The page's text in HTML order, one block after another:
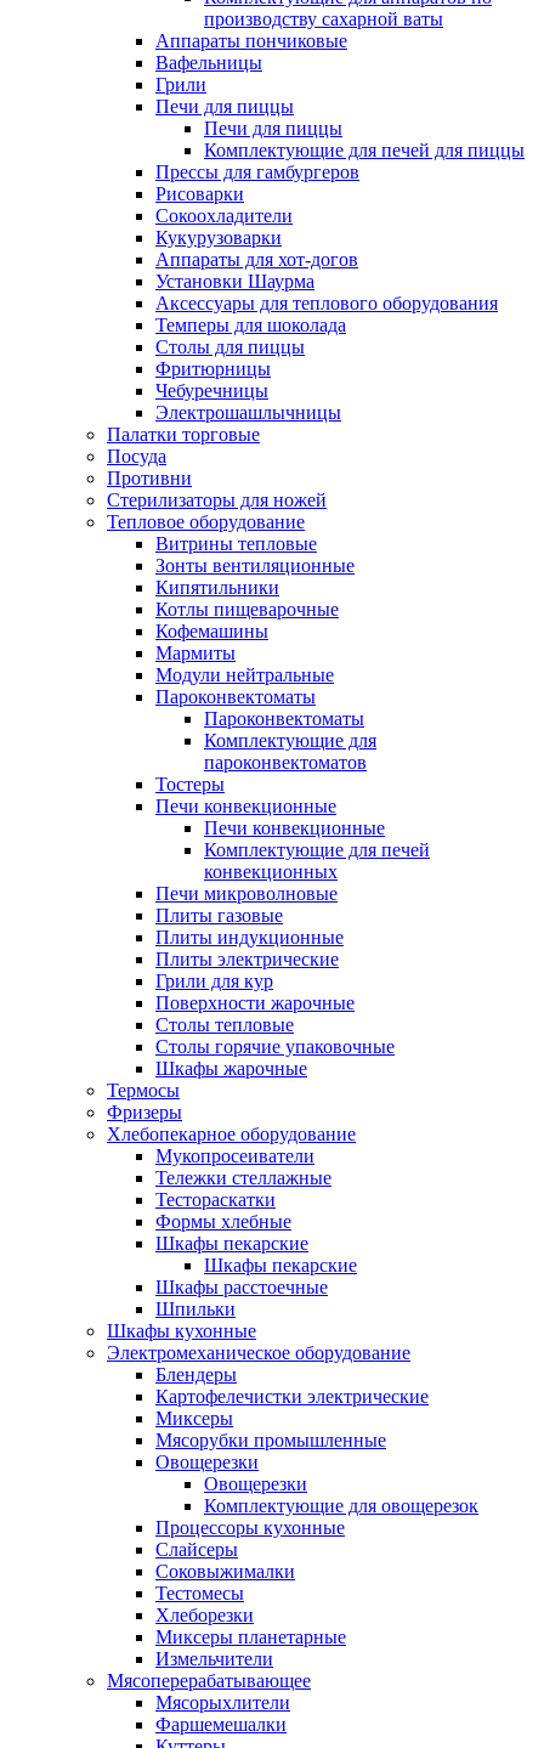
производству сахарной ваты
Аппараты пончиковые
Вафельницы
Грили
Печи для пиццы
Печи для пиццы
Комплектующие для печей для пиццы
Прессы для гамбургеров
Рисоварки
Сокоохладители
Кукурузоварки
Аппараты для хот-догов
Установки Шаурма
Аксессуары для теплового оборудования
Темперы для шоколада
Столы для пиццы
Фритюрницы
Чебуречницы
Электрошашлычницы
Палатки торговые
Посуда
Противни
Стерилизаторы для ножей
Тепловое оборудование
Витрины тепловые
Зонты вентиляционные
Кипятильники
Котлы пищеварочные
Кофемашины
Мармиты
Модули нейтральные
Пароконвектоматы
Пароконвектоматы
Комплектующие для
пароконвектоматов
Тостеры
Печи конвекционные
Печи конвекционные
Комплектующие для печей
конвекционных
Печи микроволновые
Плиты газовые
Плиты индукционные
Плиты электрические
Грили для кур
Поверхности жарочные
Столы тепловые
Столы горячие упаковочные
Шкафы жарочные
Термосы
Фризеры
Хлебопекарное оборудование
Мукопросеиватели
Тележки стеллажные
Тестораскатки
Формы хлебные
Шкафы пекарские
Шкафы пекарские
Шкафы расстоечные
Шпильки
Шкафы кухонные
Электромеханическое оборудование
Блендеры
Картофелечистки электрические
Миксеры
Мясорубки промышленные
Овощерезки
Овощерезки
Комплектующие для овощерезок
Процессоры кухонные
Слайсеры
Соковыжималки
Тестомесы
Хлеборезки
Миксеры планетарные
Измельчители
Мясоперерабатывающее
Мясорыхлители
Фаршемешалки